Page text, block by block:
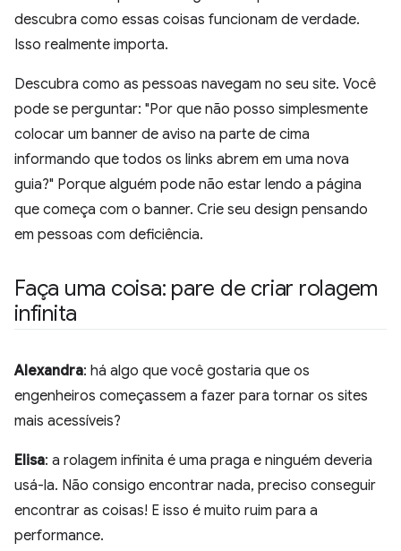
descubra como essas coisas funcionam de verdade.
Isso realmente importa.
Descubra como as pessoas navegam no seu site. Você
pode se perguntar: "Por que não posso simplesmente
colocar um banner de aviso na parte de cima
informando que todos os links abrem em uma nova
guia?" Porque alguém pode não estar lendo a página
que começa com o banner. Crie seu design pensando
em pessoas com deficiência.
Faça uma coisa: pare de criar rolagem
infinita
Alexandra: há algo que você gostaria que os
engenheiros começassem a fazer para tornar os sites
mais acessíveis?
Elisa: a rolagem infinita é uma praga e ninguém deveria
usá-la. Não consigo encontrar nada, preciso conseguir
encontrar as coisas! E isso é muito ruim para a
performance.